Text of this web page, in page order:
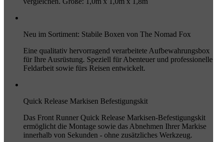
Neu im Sortiment: Stabile Boxen von The Nomad Fox
Eine qualitativ hervorragend verarbeitete Aufbewahrungsbox
für Ihre Ausrüstung. Speziell für Abenteuer und professionelle
Feldarbeit sowie fürs Reisen entwickelt.
Quick Release Markisen Befestigungskit
Das Front Runner Quick Release Markisen-Befestigungskit
ermöglicht die Montage sowie das Abnehmen Ihrer Markise
innerhalb von Sekunden - ohne zusätzliches Werkzeug.